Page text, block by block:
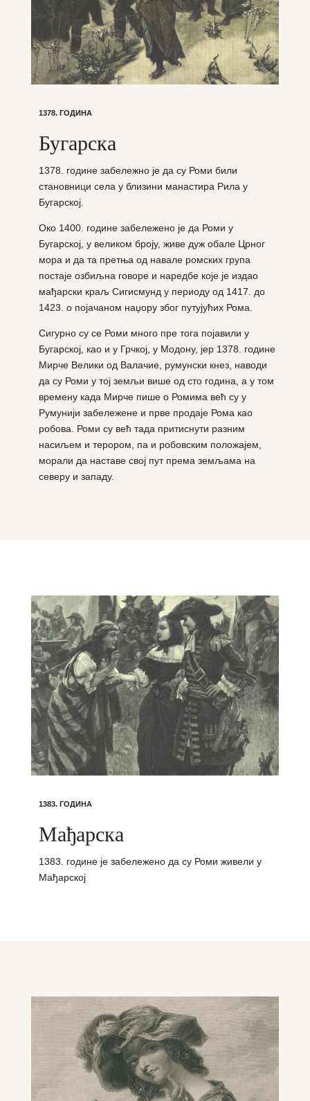
1378. ГОДИНА
Бугарска
1378. године забележно је да су Роми били
становници села у близини манастира Рила у
Бугарској.
Око 1400. године забележено је да Роми у
Бугарској, у великом броју, живе дуж обале Црног
мора и да та претња од навале ромских група
постаје озбиљна говоре и наредбе које је издао
мађарски краљ Сигисмунд у периоду од 1417. до
1423. о појачаном наџору због путујућих Рома.
Сигурно су се Роми много пре тога појавили у
Бугарској, као и у Грчкој, у Модону, јер 1378. године
Мирче Велики од Валачие, румунски кнез, наводи
да су Роми у тој земљи више од сто година, а у том
времену када Мирче пише о Ромима већ су у
Румунији забележене и прве продаје Рома као
робова. Роми су већ тада притиснути разним
насиљем и терором, па и робовским положајем,
морали да наставе свој пут према земљама на
северу и западу.
1383. ГОДИНА
Мађарска
1383. године је забележено да су Роми живели у
Мађарској